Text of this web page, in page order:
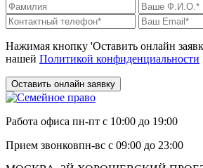
Нажимая кнопку 'Оставить онлайн
нашей Политикой конфиденциальности
Оставить онлайн заявку
Работа офиса пн-пт с 10:00 до 19:00
Прием звонковпн-вс с 09:00 до 23:00